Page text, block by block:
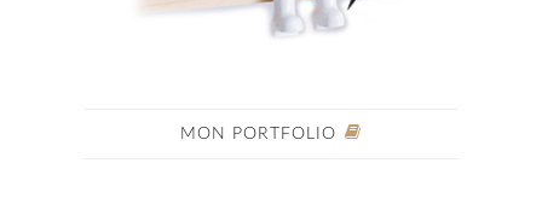
MON PORTFOLIO